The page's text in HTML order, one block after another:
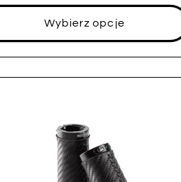
Wybierz opcje